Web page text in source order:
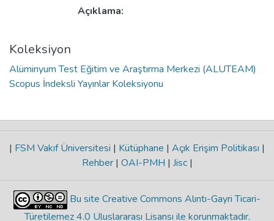
Açıklama:
Koleksiyon
Alüminyum Test Eğitim ve Araştırma Merkezi (ALUTEAM)
Scopus İndeksli Yayınlar Koleksiyonu
| FSM Vakıf Üniversitesi | Kütüphane | Açık Erişim Politikası |
Rehber | OAI-PMH | Jisc |
Bu site Creative Commons Alıntı-Gayri Ticari-
Türetilemez 4.0 Uluslararası Lisansı ile korunmaktadır.